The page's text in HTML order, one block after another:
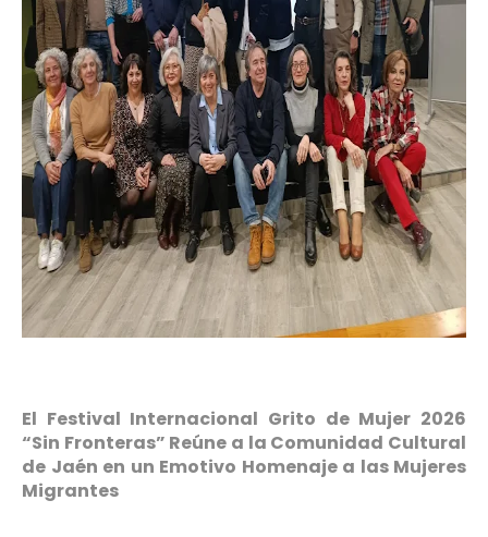
El Festival Internacional Grito de Mujer 2026
“Sin Fronteras” Reúne a la Comunidad Cultural
de Jaén en un Emotivo Homenaje a las Mujeres
Migrantes